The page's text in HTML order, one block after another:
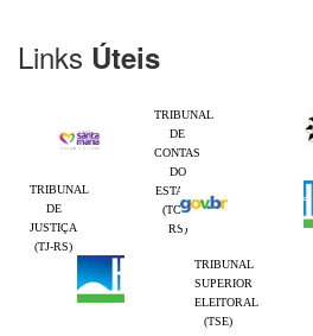
Links Úteis
TRIBUNAL
DE
CONTAS
DO
ESTADO
(TCE-
RS)
TRIBUNAL
DE
JUSTIÇA
(TJ-RS)
TRIBUNAL
SUPERIOR
ELEITORAL
(TSE)